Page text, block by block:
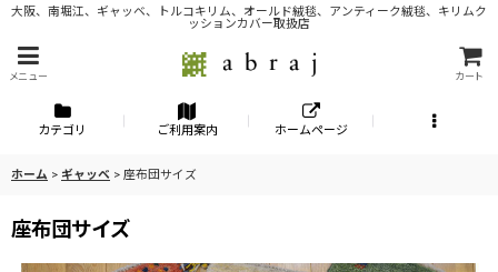
大阪、南堀江、ギャッベ、トルコキリム、オールド絨毯、アンティーク絨毯、キリムク
ッションカバー取扱店
メニュー カート
カテゴリ ご利用案内 ホームページ
ホーム > ギャッベ > 座布団サイズ
座布団サイズ